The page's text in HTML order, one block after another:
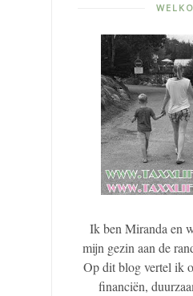
Ik ben Miranda en
mijn gezin aan de
Op dit blog vertel ik
financiën,